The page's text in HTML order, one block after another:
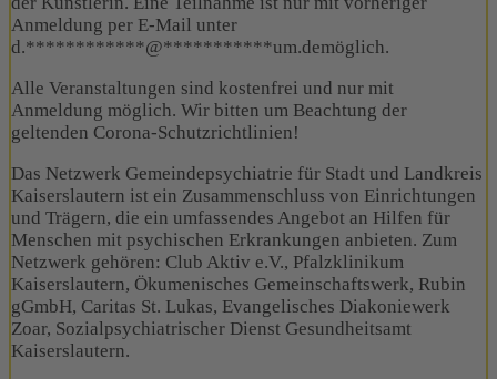
Anmeldung per E-Mail unter
d.************@***********um.demöglich.
Alle Veranstaltungen sind kostenfrei und nur mit
Anmeldung möglich. Wir bitten um Beachtung der
geltenden Corona-Schutzrichtlinien!
Das Netzwerk Gemeindepsychiatrie für Stadt und Landkreis
Kaiserslautern ist ein Zusammenschluss von Einrichtungen
und Trägern, die ein umfassendes Angebot an Hilfen für
Menschen mit psychischen Erkrankungen anbieten. Zum
Netzwerk gehören: Club Aktiv e.V., Pfalzklinikum
Kaiserslautern, Ökumenisches Gemeinschaftswerk, Rubin
gGmbH, Caritas St. Lukas, Evangelisches Diakoniewerk
Zoar, Sozialpsychiatrischer Dienst Gesundheitsamt
Kaiserslautern.